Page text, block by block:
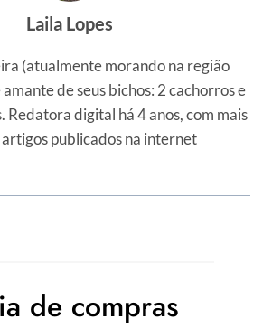
Laila Lopes
(atualmente morando na região
de seus bichos: 2 cachorros e
Redatora digital há 4 anos, com mais
publicados na internet
de compras